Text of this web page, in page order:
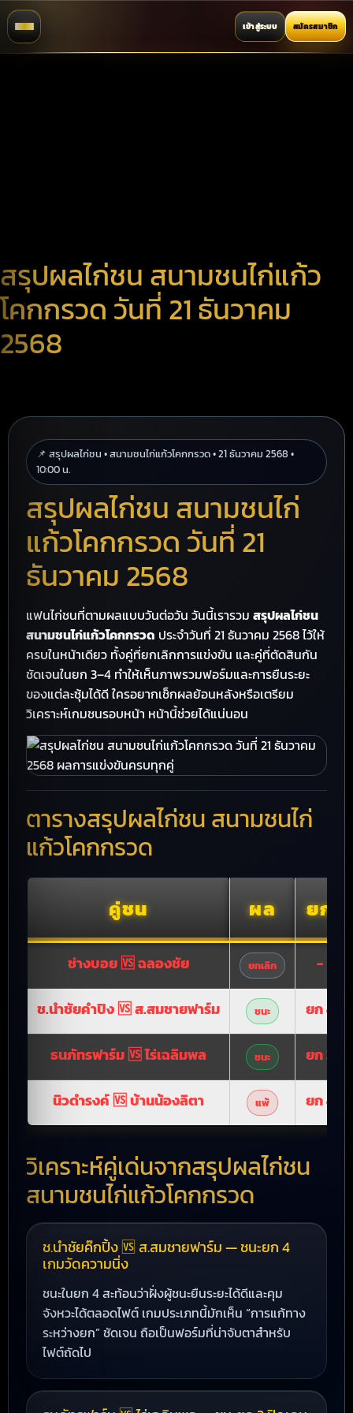
เข้าสู่ระบบ สมัครสมาชิก
สรุปผลไก่ชน สนามชนไก่แก้ว
โคกกรวด วันที่ 21 ธันวาคม
2568
📌 สรุปผลไก่ชน • สนามชนไก่แก้วโคกกรวด • 21 ธันวาคม 2568 •
10:00 น.
สรุปผลไก่ชน สนามชนไก่
แก้วโคกกรวด วันที่ 21
ธันวาคม 2568
แฟนไก่ชนที่ตามผลแบบวันต่อวัน วันนี้เรารวม สรุปผลไก่ชน
สนามชนไก่แก้วโคกกรวด ประจำวันที่ 21 ธันวาคม 2568 ไว้ให้
ครบในหน้าเดียว ทั้งคู่ที่ยกเลิกการแข่งขัน และคู่ที่ตัดสินกัน
ชัดเจนในยก 3–4 ทำให้เห็นภาพรวมฟอร์มและการยืนระยะ
ของแต่ละซุ้มได้ดี ใครอยากเช็กผลย้อนหลังหรือเตรียม
วิเคราะห์เกมชนรอบหน้า หน้านี้ช่วยได้แน่นอน
ตารางสรุปผลไก่ชน สนามชนไก่
แก้วโคกกรวด
คู่ชน ผล ยก
ช่างบอย 🆚 ฉลองชัย ยกเลิก -
ช.นำชัยคำปิง 🆚 ส.สมชายฟาร์ม ชนะ ยก 4
ธนภัทรฟาร์ม 🆚 ไร่เฉลิมพล ชนะ ยก 3
นิวดำรงค์ 🆚 บ้านน้องลิตา แพ้ ยก 4
วิเคราะห์คู่เด่นจากสรุปผลไก่ชน
สนามชนไก่แก้วโคกกรวด
ช.นำชัยค๊กปิ้ง 🆚 ส.สมชายฟาร์ม — ชนะยก 4
เกมวัดความนิ่ง
ชนะในยก 4 สะท้อนว่าฝั่งผู้ชนะยืนระยะได้ดีและคุม
จังหวะได้ตลอดไฟต์ เกมประเภทนี้มักเห็น “การแก้ทาง
ระหว่างยก” ชัดเจน ถือเป็นฟอร์มที่น่าจับตาสำหรับ
ไฟต์ถัดไป